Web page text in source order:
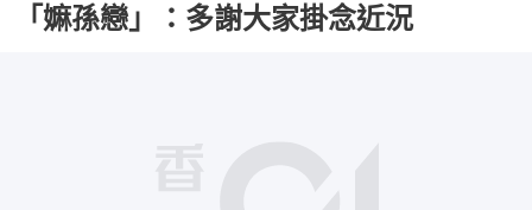
「嫲孫戀」：多謝大家掛念近況